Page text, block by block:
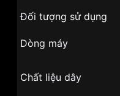
Đối tượng sử dụng
Dòng máy
Chất liệu dây